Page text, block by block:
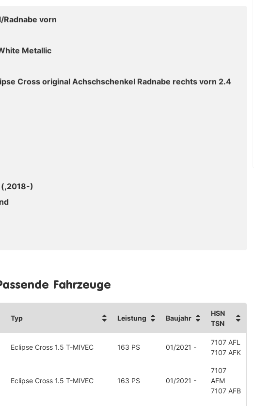
vorn
Metallic
Cross original Achschschenkel Radnabe rechts vorn 2.4
(,2018-)
Fahrzeuge
Typ Leistung Baujahr
HSN
TSN
Eclipse Cross 1.5 T-MIVEC 163 PS 01/2021 -
7107 AFL
7107 AFK
Eclipse Cross 1.5 T-MIVEC 163 PS 01/2021 -
7107
AFM
7107 AFB